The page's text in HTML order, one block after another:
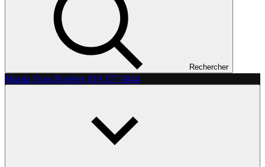
Rechercher
Mazda Trois-Rivières 819 377-5844